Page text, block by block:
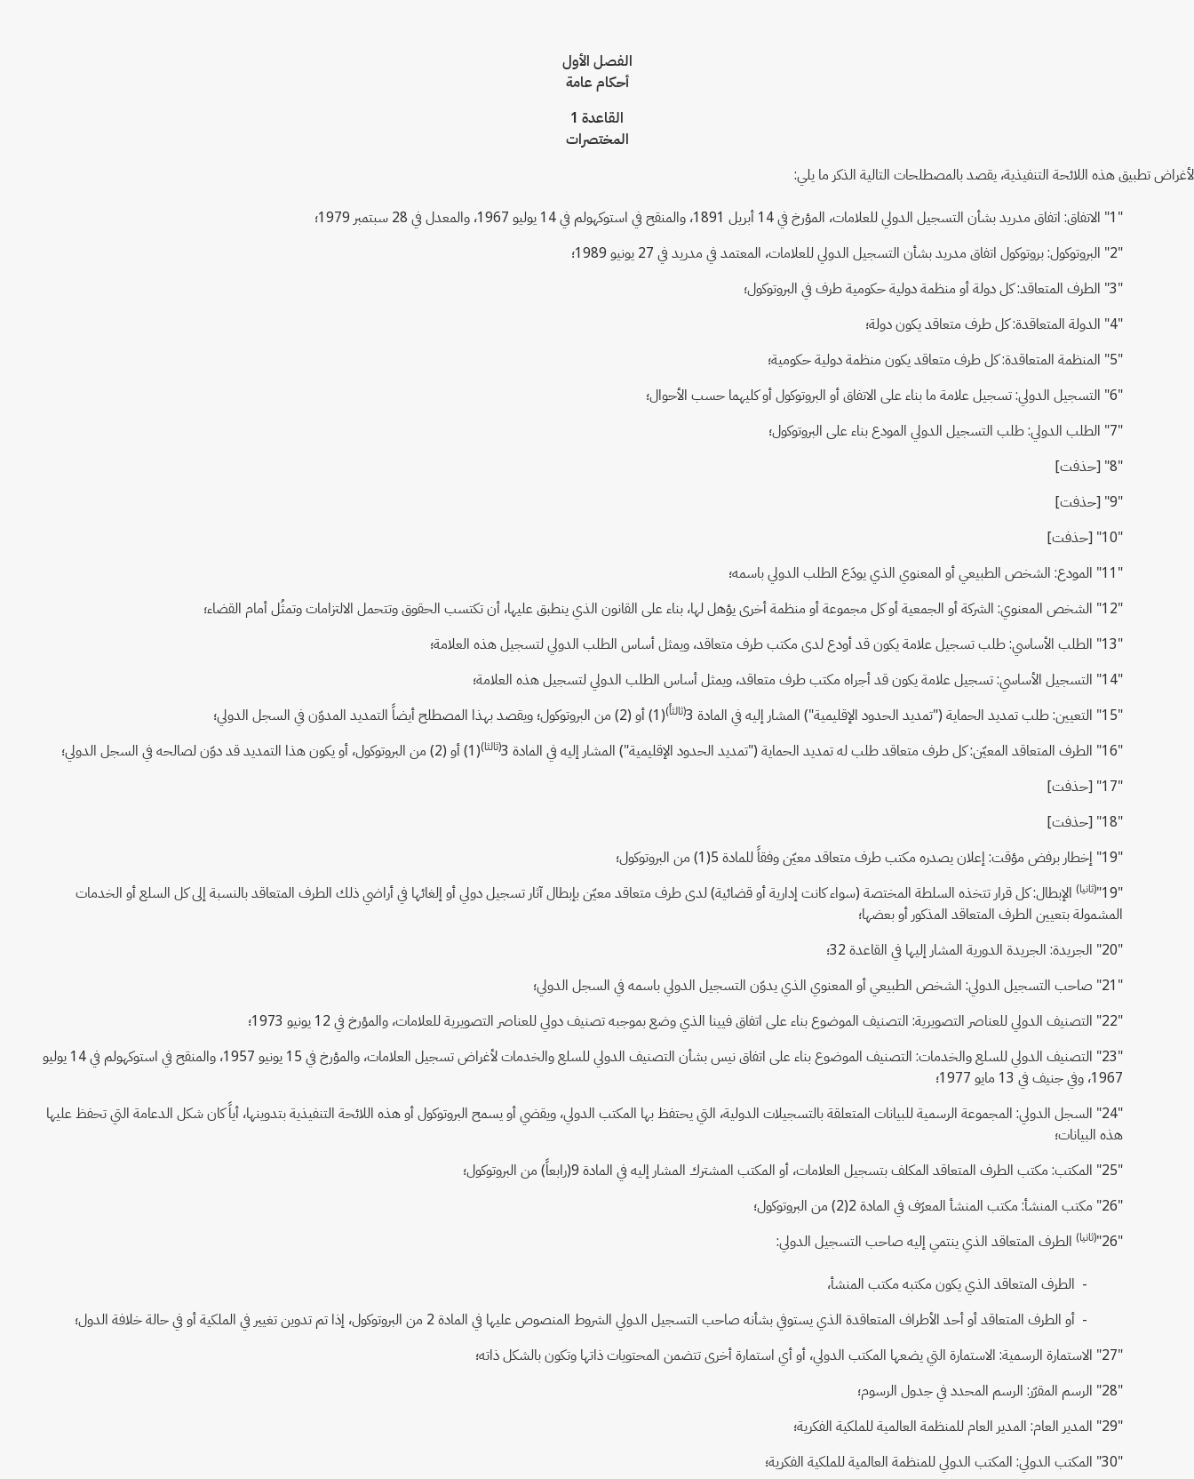
الفصل الأول
أحكام عامة
القاعدة 1
المختصرات
لأغراض تطبيق هذه اللائحة التنفيذية، يقصد بالمصطلحات التالية الذكر ما يلي:
"1" الاتفاق: اتفاق مدريد بشأن التسجيل الدولي للعلامات، المؤرخ في 14 أبريل 1891، والمنقح في استوكهولم في 14 يوليو 1967، والمعدل في 28 سبتمبر 1979؛
"2" البروتوكول: بروتوكول اتفاق مدريد بشأن التسجيل الدولي للعلامات، المعتمد في مدريد في 27 يونيو 1989؛
"3" الطرف المتعاقد: كل دولة أو منظمة دولية حكومية طرف في البروتوكول؛
"4" الدولة المتعاقدة: كل طرف متعاقد يكون دولة؛
"5" المنظمة المتعاقدة: كل طرف متعاقد يكون منظمة دولية حكومية؛
"6" التسجيل الدولي: تسجيل علامة ما بناء على الاتفاق أو البروتوكول أو كليهما حسب الأحوال؛
"7" الطلب الدولي: طلب التسجيل الدولي المودع بناء على البروتوكول؛
"8" [حذفت]
"9" [حذفت]
"10" [حذفت]
"11" المودع: الشخص الطبيعي أو المعنوي الذي يودَع الطلب الدولي باسمه؛
"12" الشخص المعنوي: الشركة أو الجمعية أو كل مجموعة أو منظمة أخرى يؤهل لها، بناء على القانون الذي ينطبق عليها، أن تكتسب الحقوق وتتحمل الالتزامات وتمثُل أمام القضاء؛
"13" الطلب الأساسي: طلب تسجيل علامة يكون قد أودع لدى مكتب طرف متعاقد، ويمثل أساس الطلب الدولي لتسجيل هذه العلامة؛
"14" التسجيل الأساسي: تسجيل علامة يكون قد أجراه مكتب طرف متعاقد، ويمثل أساس الطلب الدولي لتسجيل هذه العلامة؛
"15" التعيين: طلب تمديد الحماية ("تمديد الحدود الإقليمية") المشار إليه في المادة 3
(ثالثاً)(1) أو (2) من البروتوكول؛ ويقصد بهذا المصطلح أيضاً التمديد المدوّن في السجل الدولي؛
"16" الطرف المتعاقد المعيّن: كل طرف متعاقد طلب له تمديد الحماية ("تمديد الحدود الإقليمية") المشار إليه في المادة 3
(ثالثا)(1) أو (2) من البروتوكول، أو يكون هذا التمديد قد دوّن لصالحه في السجل الدولي؛
"17" [حذفت]
"18" [حذفت]
"19" إخطار برفض مؤقت: إعلان يصدره مكتب طرف متعاقد معيّن وفقاً للمادة 5(1) من البروتوكول؛
"19"
(ثانيا) الإبطال: كل قرار تتخذه السلطة المختصة (سواء كانت إدارية أو قضائية) لدى طرف متعاقد معيّن بإبطال آثار تسجيل دولي أو إلغائها في أراضي ذلك الطرف المتعاقد بالنسبة إلى كل السلع أو الخدمات
المشمولة بتعيين الطرف المتعاقد المذكور أو بعضها؛
"20" الجريدة: الجريدة الدورية المشار إليها في القاعدة 32؛
"21" صاحب التسجيل الدولي: الشخص الطبيعي أو المعنوي الذي يدوّن التسجيل الدولي باسمه في السجل الدولي؛
"22" التصنيف الدولي للعناصر التصويرية: التصنيف الموضوع بناء على اتفاق فيينا الذي وضع بموجبه تصنيف دولي للعناصر التصويرية للعلامات، والمؤرخ في 12 يونيو 1973؛
"23" التصنيف الدولي للسلع والخدمات: التصنيف الموضوع بناء على اتفاق نيس بشأن التصنيف الدولي للسلع والخدمات لأغراض تسجيل العلامات، والمؤرخ في 15 يونيو 1957، والمنقح في استوكهولم في 14 يوليو
1967، وفي جنيف في 13 مايو 1977؛
"24" السجل الدولي: المجموعة الرسمية للبيانات المتعلقة بالتسجيلات الدولية، التي يحتفظ بها المكتب الدولي، ويقضي أو يسمح البروتوكول أو هذه اللائحة التنفيذية بتدوينها، أياً كان شكل الدعامة التي تحفظ عليها
هذه البيانات؛
"25" المكتب: مكتب الطرف المتعاقد المكلف بتسجيل العلامات، أو المكتب المشترك المشار إليه في المادة 9(رابعاً) من البروتوكول؛
"26" مكتب المنشأ: مكتب المنشأ المعرّف في المادة 2(2) من البروتوكول؛
"26"
(ثانيا) الطرف المتعاقد الذي ينتمي إليه صاحب التسجيل الدولي:
- الطرف المتعاقد الذي يكون مكتبه مكتب المنشأ،
- أو الطرف المتعاقد أو أحد الأطراف المتعاقدة الذي يستوفي بشأنه صاحب التسجيل الدولي الشروط المنصوص عليها في المادة 2 من البروتوكول، إذا تم تدوين تغيير في الملكية أو في حالة خلافة الدول؛
"27" الاستمارة الرسمية: الاستمارة التي يضعها المكتب الدولي، أو أي استمارة أخرى تتضمن المحتويات ذاتها وتكون بالشكل ذاته؛
"28" الرسم المقرّر: الرسم المحدد في جدول الرسوم؛
"29" المدير العام: المدير العام للمنظمة العالمية للملكية الفكرية؛
"30" المكتب الدولي: المكتب الدولي للمنظمة العالمية للملكية الفكرية؛